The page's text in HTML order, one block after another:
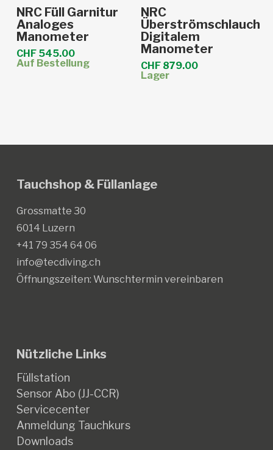
In den Warenkorb
NRC Füll Garnitur
Analoges
Manometer
CHF545.00
Auf Bestellung
In den Warenkorb
NRC
Überströmschlauch
Digitalem
Manometer
CHF 879.00
Lager
Tauchshop & Füllanlage
Grossmatte 30
6014 Luzern
+41 79 354 64 06
info@tecdiving.ch
Öffnungszeiten: Wunschtermin vereinbaren
Nützliche Links
Füllstation
Sensor Abo (JJ-CCR)
Servicecenter
Anmeldung Tauchkurs
Downloads